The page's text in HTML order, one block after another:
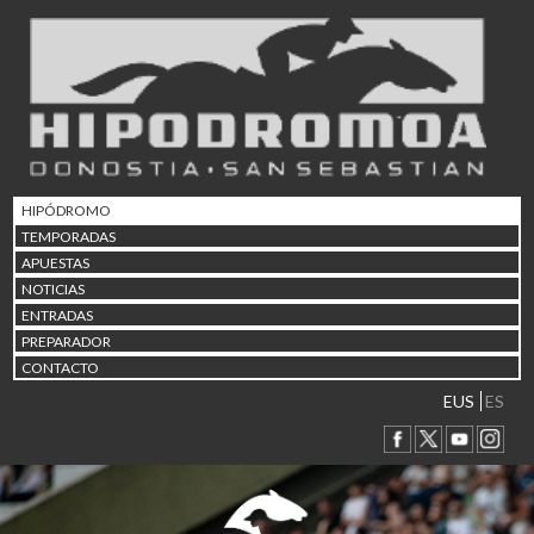
HIPÓDROMO
TEMPORADAS
APUESTAS
NOTICIAS
ENTRADAS
PREPARADOR
CONTACTO
EUS ES
02/08 17:30 Abuztuaren 2a / 2 de
Abuztuaren 9a / 9 de
12/08 12:24 Abuztaren 12a / 12 de
15/08 17:05 Abuztuaren 15a / 15 de
23/08 17:30 Abuztuaren 23a / 23 de
30/08 17:30 Abuztuaren 30a / 30 de
02/09 11:15
06/09 17:30 Irailaren 6a / 6 de
Irailaren 13a / 13 de
30/09 11:30 Irailaren 30a / 30 de